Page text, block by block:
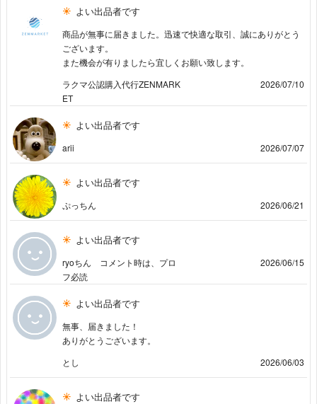
よい出品者です
商品が無事に届きました。迅速で快適な取引、誠にありがとう
ございます。
また機会が有りましたら宜しくお願い致します。
ラクマ公認購入代行ZENMARK
ET
2026/07/10
よい出品者です
arii 2026/07/07
よい出品者です
ぷっちん 2026/06/21
よい出品者です
ryoちん コメント時は、プロ
フ必読
2026/06/15
よい出品者です
無事、届きました！
ありがとうございます。
とし
2026/06/03
よい出品者です